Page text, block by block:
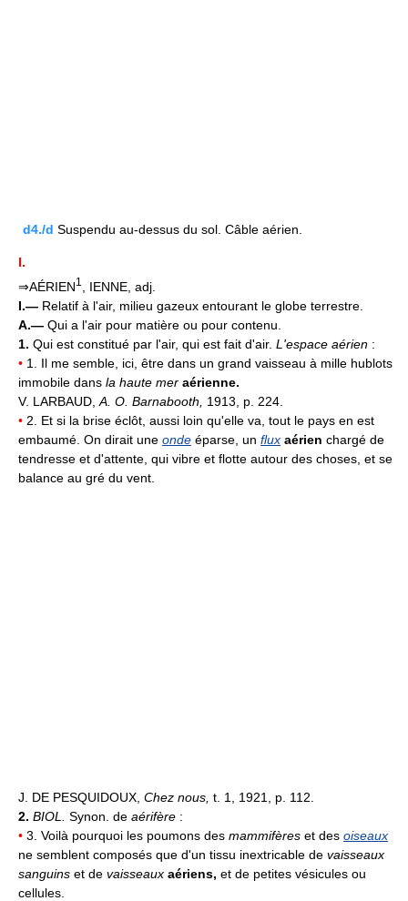
d4./d Suspendu au-dessus du sol. Câble aérien.
I.
⇒AÉRIEN1
, IENNE, adj.
I.— Relatif à l'air, milieu gazeux entourant le globe terrestre.
A.— Qui a l'air pour matière ou pour contenu.
1. Qui est constitué par l'air, qui est fait d'air. L'espace aérien :
• 1. Il me semble, ici, être dans un grand vaisseau à mille hublots
immobile dans la haute mer aérienne.
V. LARBAUD, A. O. Barnabooth, 1913, p. 224.
• 2. Et si la brise éclôt, aussi loin qu'elle va, tout le pays en est
embaumé. On dirait une onde éparse, un flux aérien chargé de
tendresse et d'attente, qui vibre et flotte autour des choses, et se
balance au gré du vent.
J. DE PESQUIDOUX, Chez nous, t. 1, 1921, p. 112.
2. BIOL. Synon. de aérifère :
• 3. Voilà pourquoi les poumons des mammifères et des oiseaux
ne semblent composés que d'un tissu inextricable de vaisseaux
sanguins et de vaisseaux aériens, et de petites vésicules ou
cellules.